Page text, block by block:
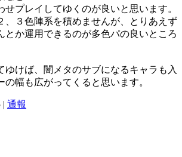
せプレイしてゆくのが良いと思います。
、３色陣系を積めませんが、とりあえず
とか運用できるのが多色パの良いところ
ゆけば、闇メタのサブになるキャラも入
幅も広がってくると思います。
| 通報